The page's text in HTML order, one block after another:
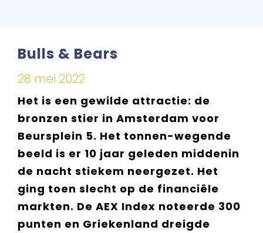
Bulls & Bears
28 mei 2022
Het is een gewilde attractie: de
bronzen stier in Amsterdam voor
Beursplein 5. Het tonnen-wegende
beeld is er 10 jaar geleden middenin
de nacht stiekem neergezet. Het
ging toen slecht op de financiële
markten. De AEX Index noteerde 300
punten en Griekenland dreigde